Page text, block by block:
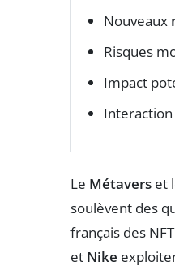
Nouveaux
Risques
Impact
Le Métavers et
soulèvent des
français des
et Nike